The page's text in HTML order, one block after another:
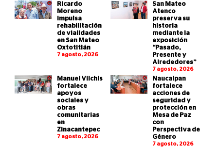
Ricardo
Moreno
impulsa
rehabilitación
de vialidades
en San Mateo
Oxtotitlán
7 agosto, 2026
San Mateo
Atenco
preserva su
historia
mediante la
exposición
“Pasado,
Presente y
Alrededores”
7 agosto, 2026
Manuel Vilchis
fortalece
apoyos
sociales y
obras
comunitarias
en
Zinacantepec
7 agosto, 2026
Naucalpan
fortalece
acciones de
seguridad y
protección en
Mesa de Paz
con
Perspectiva de
Género
7 agosto, 2026